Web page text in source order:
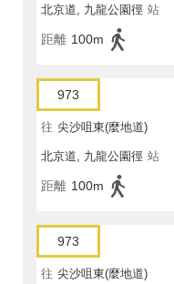
北京道, 九龍公園徑 站
距離 100m
973
往 尖沙咀東(麼地道)
北京道, 九龍公園徑 站
距離 100m
973
往 尖沙咀東(麼地道)